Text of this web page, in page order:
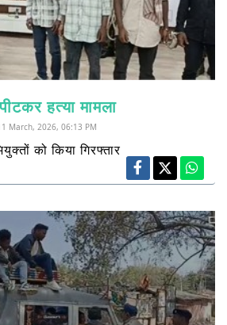
हत्या मामला
March, 2026, 06:13 PM
को किया गिरफ्तार